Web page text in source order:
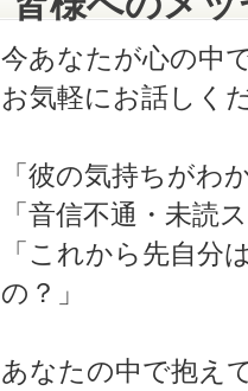
今あなたが心の中
お気軽にお話しく
「彼の気持ちがわ
「音信不通・未読
「これから先自分
の？」
あなたの中で抱え